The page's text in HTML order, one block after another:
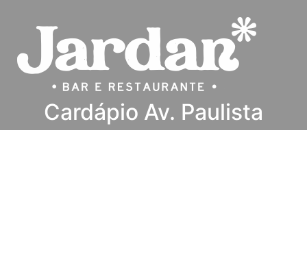
Cardápio Av. Paulista